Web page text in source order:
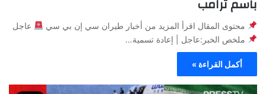
محتوى المقال اقرأ المزيد من أخبار طيران سي إن بي سي
عاجل
ملخص الخبر:عاجل | إعادة تسمية…
أكمل القراءة »